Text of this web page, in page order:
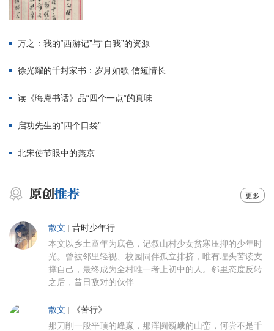
万之：我的“西游记”与“自我”的资源
徐光耀的千封家书：岁月如歌 信短情长
读《晦庵书话》品“四个一点”的真味
启功先生的“四个口袋”
北宋使节眼中的燕京
更多
散文 昔时少年行
本文以乡土童年为底色，记叙山村少女贫寒压抑的少年时
光。曾被邻里轻视、校园同伴孤立排挤，唯有埋头苦读支
撑自己，最终成为全村唯一考上初中的人。邻里态度反转
之后，昔日敌对的伙伴
散文 《苦行》
那刀削一般平顶的峰巅，那浑圆巍峨的山峦，何尝不是千